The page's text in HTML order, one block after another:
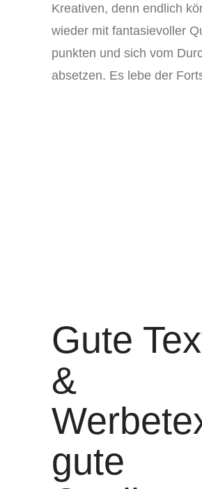
Kreativen, denn endlich
wieder mit fantasievoller
punkten und sich vom
absetzen. Es lebe der
Gute
&
gute